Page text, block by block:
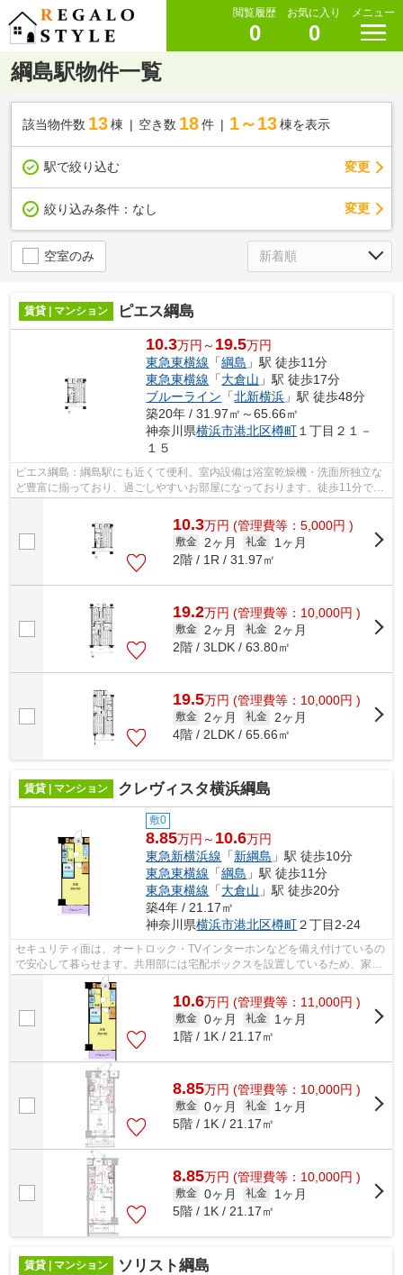
閲覧履歴
0
お気に入り
0
メニュー
綱島駅物件一覧
該当物件数 13棟 空き数 18 件 1～13 棟を表示
駅で絞り込む 変更
絞り込み条件： なし 変更
空室のみ
賃貸 | マンション ピエス綱島
10.3万円～ 19.5万円
東急東横線 「綱島 」駅 徒歩11分
東急東横線 「大倉山 」駅 徒歩17分
ブルーライン 「北新横浜 」駅 徒歩48分
築20年 / 31.97㎡～65.66㎡
神奈川県横浜市港北区樽町１丁目２１－
１５
ピエス綱島：綱島駅にも近くて便利。室内設備は浴室乾燥機・洗面所独立な
ど豊富に揃っており、過ごしやすいお部屋になっております。徒歩11分で駅
10.3万円 (管理費等：5,000円 )
敷金 2ヶ月 礼金
1ヶ月
2階 / 1R / 31.97㎡
19.2万円 (管理費等：10,000円 )
敷金 2ヶ月 礼金
2ヶ月
2階 / 3LDK / 63.80㎡
19.5万円 (管理費等：10,000円 )
敷金 2ヶ月 礼金
2ヶ月
4階 / 2LDK / 65.66㎡
賃貸 | マンション クレヴィスタ横浜綱島
敷0
8.85万円～ 10.6万円
東急新横浜線 「新綱島 」駅 徒歩10分
東急東横線 「綱島 」駅 徒歩11分
東急東横線 「大倉山 」駅 徒歩20分
築4年 / 21.17㎡
神奈川県横浜市港北区樽町２丁目2-24
セキュリティ面は、オートロック・TVインターホンなどを備え付けているの
で安心して暮らせます。共用部には宅配ボックスを設置しているため、家で
何時間も待機する必要がありません。...
10.6万円 (管理費等：11,000円 )
敷金 0ヶ月 礼金
1ヶ月
1階 / 1K / 21.17㎡
8.85万円 (管理費等：10,000円 )
敷金 0ヶ月 礼金
1ヶ月
5階 / 1K / 21.17㎡
8.85万円 (管理費等：10,000円 )
敷金 0ヶ月 礼金
1ヶ月
5階 / 1K / 21.17㎡
賃貸 | マンション ソリスト綱島